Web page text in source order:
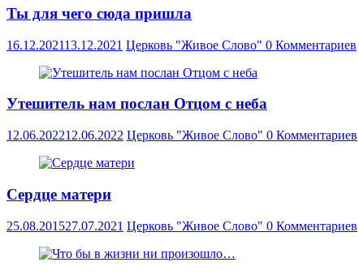
Ты для чего сюда пришла
16.12.202113.12.2021 Церковь "Живое Слово" 0 Комментариев
Утешитель нам послан Отцом с неба
12.06.202212.06.2022 Церковь "Живое Слово" 0 Комментариев
Сердце матери
25.08.201527.07.2021 Церковь "Живое Слово" 0 Комментариев